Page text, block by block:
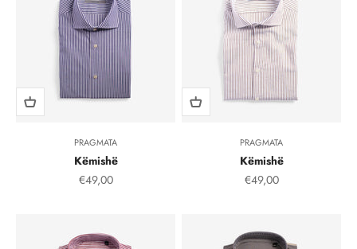
PRAGMATA
Këmishë
Çmimi i shitjes, çmimi i shitjeve
€49,00
PRAGMATA
Këmishë
Çmimi i shitjes, çmimi
€49,00